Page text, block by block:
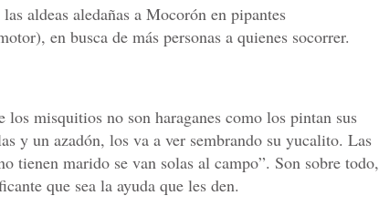
aldeas aledañas a Mocorón en pipantes
en busca de más personas a quienes socorrer.
los misquitios no son haraganes como los pintan sus
y un azadón, los va a ver sembrando su yucalito. Las
tienen marido se van solas al campo”. Son sobre todo,
que sea la ayuda que les den.